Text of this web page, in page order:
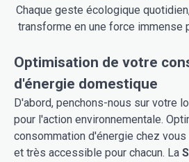
Chaque geste écologique
transforme en une force immense
Optimisation de votre
d'énergie domestique
D'abord, penchons-nous sur votre
pour l'action environnementale.
consommation d'énergie chez
et très accessible pour chacun. La